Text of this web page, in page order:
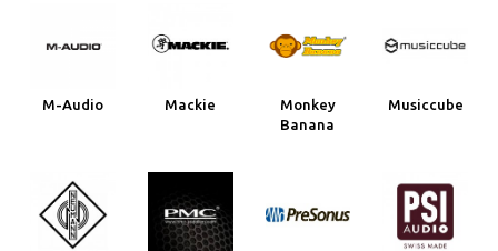
M-Audio Mackie
Monkey
Banana
Musiccube